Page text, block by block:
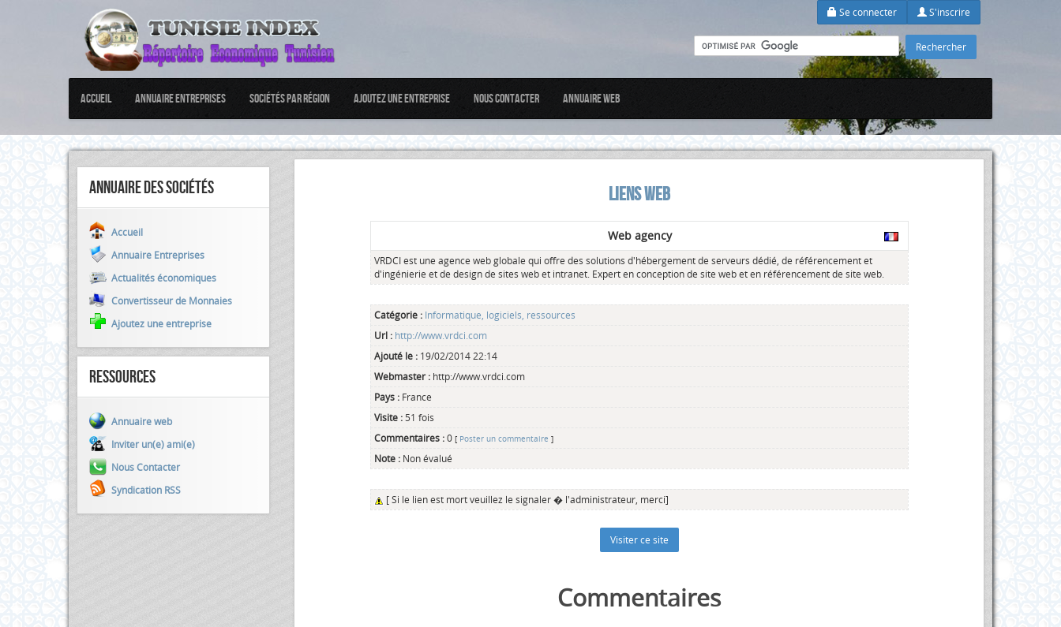
Se connecter S'inscrire
Accueil Annuaire Entreprises Sociétés par Région Ajoutez une entreprise Nous Contacter Annuaire web
Annuaire des sociétés
Accueil
Annuaire Entreprises
Actualités économiques
Convertisseur de Monnaies
Ajoutez une entreprise
Ressources
Annuaire web
Inviter un(e) ami(e)
Nous Contacter
Syndication RSS
LIENS WEB
Web agency
VRDCI est une agence web globale qui offre des solutions d'hébergement de serveurs dédié, de référencement et
d'ingénierie et de design de sites web et intranet. Expert en conception de site web et en référencement de site web.
Catégorie : Informatique, logiciels, ressources
Url :http://www.vrdci.com
Ajouté le :19/02/2014 22:14
Webmaster :http://www.vrdci.com
Pays :France
Visite :51 fois
Commentaires :0 [ Poster un commentaire ]
Note :Non évalué
[ Si le lien est mort veuillez le signaler � l'administrateur, merci]
Commentaires